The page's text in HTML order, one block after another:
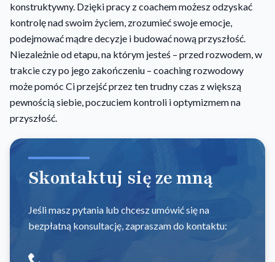
konstruktywny. Dzięki pracy z coachem możesz odzyskać
kontrolę nad swoim życiem, zrozumieć swoje emocje,
podejmować mądre decyzje i budować nową przyszłość.
Niezależnie od etapu, na którym jesteś – przed rozwodem, w
trakcie czy po jego zakończeniu – coaching rozwodowy
może pomóc Ci przejść przez ten trudny czas z większą
pewnością siebie, poczuciem kontroli i optymizmem na
przyszłość.
Skontaktuj się ze mną
Jeśli masz pytania lub chcesz umówić się na
bezpłatną konsultację, zapraszam do kontaktu: